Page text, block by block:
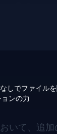
しでファイル
ンの力
いて、追